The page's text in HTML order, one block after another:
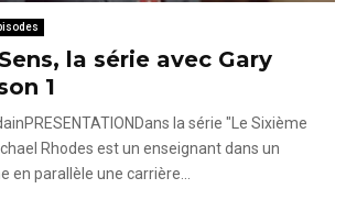
la série avec Gary
1
la série "Le Sixième
Rhodes est un enseignant dans un
en parallèle une carrière...